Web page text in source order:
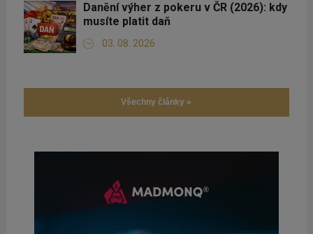
Danění výher z pokeru v ČR (2026): kdy
musíte platit daň
03. 08. 2026
Všechny články »